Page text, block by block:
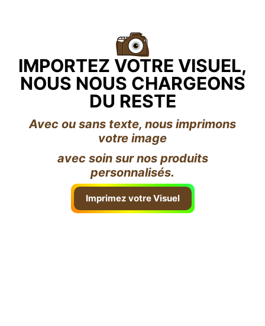
IMPORTEZ VOTRE VISUEL,
NOUS NOUS CHARGEONS
DU RESTE
Avec ou sans texte, nous imprimons
votre image
avec soin sur nos produits
personnalisés.
Imprimez votre Visuel